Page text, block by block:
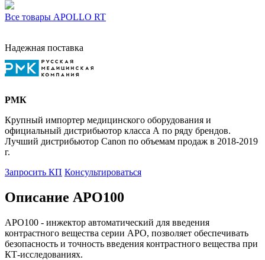
Все товары APOLLO RT
Надежная поставка
РМК
Крупный импортер медицинского оборудования и
официальный дистрибьютор класса А по ряду брендов.
Лучший дистрибьютор Canon по объемам продаж в 2018-2019
г.
Запросить КП Консультироваться
Описание APO100
APO100 - инжектор автоматический для введения
контрастного вещества серии АРО, позволяет обеспечивать
безопасность и точность введения контрастного вещества при
КТ-исследованиях.